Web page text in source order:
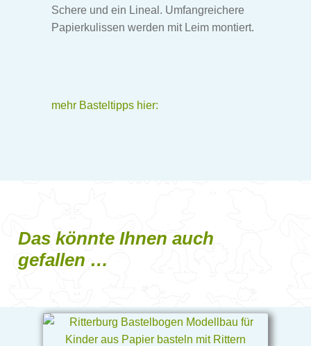
Schere und ein Lineal. Umfangreichere
Papierkulissen werden mit Leim montiert.
mehr Basteltipps hier:
Das könnte Ihnen auch
gefallen …